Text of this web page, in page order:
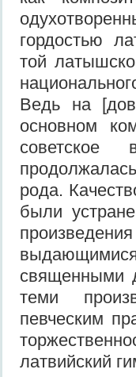
гордостью
той
Ведь на
основном
советское
рода.
были
священными
теми
певческим
латвийский